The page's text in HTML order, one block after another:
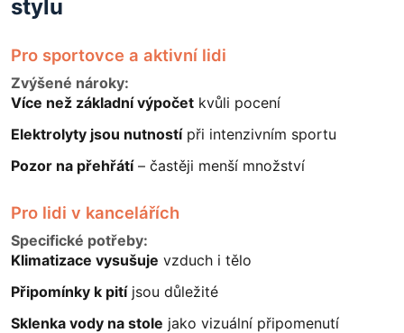
stylu
Pro sportovce a aktivní lidi
Zvýšené nároky:
Více než základní výpočet kvůli pocení
Elektrolyty jsou nutnostípři intenzivním sportu
Pozor na přehřátí– častěji menší množství
Pro lidi v kancelářích
Specifické potřeby:
Klimatizace vysušuje vzduch i tělo
Připomínky k pitíjsou důležité
Sklenka vody na stole jako vizuální připomenutí